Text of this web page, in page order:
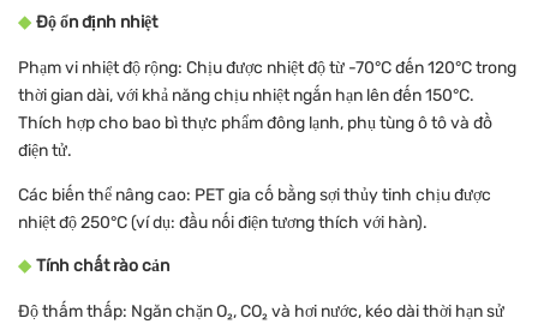
◆ Độ ổn định nhiệt
Phạm vi nhiệt độ rộng: Chịu được nhiệt độ từ -70°C đến 120°C trong
thời gian dài, với khả năng chịu nhiệt ngắn hạn lên đến 150°C.
Thích hợp cho bao bì thực phẩm đông lạnh, phụ tùng ô tô và đồ
điện tử.
Các biến thể nâng cao: PET gia cố bằng sợi thủy tinh chịu được
nhiệt độ 250°C (ví dụ: đầu nối điện tương thích với hàn).
◆ Tính chất rào cản
Độ thấm thấp: Ngăn chặn O₂, CO₂ và hơi nước, kéo dài thời hạn sử